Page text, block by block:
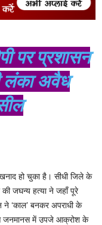
पर प्रशासन
लंका अवैध
हो चुका है। सीधी जिले के
की जघन्य हत्या ने जहाँ पूरे
ने ‘काल’ बनकर अपराधी के
से जनमानस में उपजे आक्रोश के